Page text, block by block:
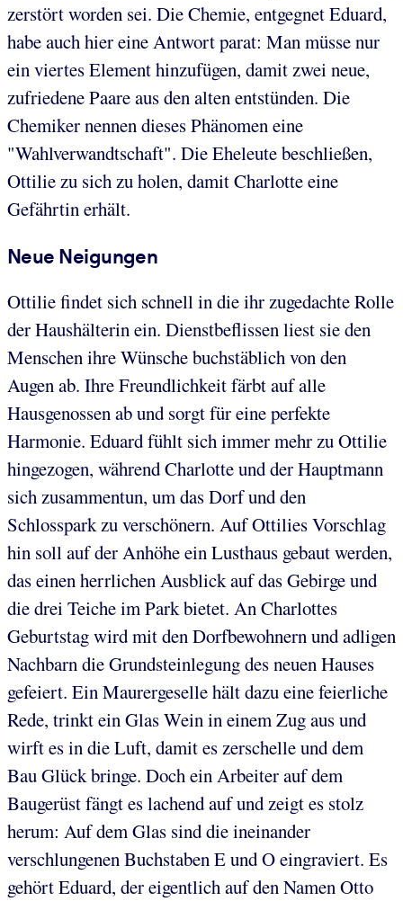
zerstört worden sei. Die Chemie, entgegnet Eduard,
habe auch hier eine Antwort parat: Man müsse nur
ein viertes Element hinzufügen, damit zwei neue,
zufriedene Paare aus den alten entstünden. Die
Chemiker nennen dieses Phänomen eine
"Wahlverwandtschaft". Die Eheleute beschließen,
Ottilie zu sich zu holen, damit Charlotte eine
Gefährtin erhält.
Neue Neigungen
Ottilie findet sich schnell in die ihr zugedachte Rolle
der Haushälterin ein. Dienstbeflissen liest sie den
Menschen ihre Wünsche buchstäblich von den
Augen ab. Ihre Freundlichkeit färbt auf alle
Hausgenossen ab und sorgt für eine perfekte
Harmonie. Eduard fühlt sich immer mehr zu Ottilie
hingezogen, während Charlotte und der Hauptmann
sich zusammentun, um das Dorf und den
Schlosspark zu verschönern. Auf Ottilies Vorschlag
hin soll auf der Anhöhe ein Lusthaus gebaut werden,
das einen herrlichen Ausblick auf das Gebirge und
die drei Teiche im Park bietet. An Charlottes
Geburtstag wird mit den Dorfbewohnern und adligen
Nachbarn die Grundsteinlegung des neuen Hauses
gefeiert. Ein Maurergeselle hält dazu eine feierliche
Rede, trinkt ein Glas Wein in einem Zug aus und
wirft es in die Luft, damit es zerschelle und dem
Bau Glück bringe. Doch ein Arbeiter auf dem
Baugerüst fängt es lachend auf und zeigt es stolz
herum: Auf dem Glas sind die ineinander
verschlungenen Buchstaben E und O eingraviert. Es
gehört Eduard, der eigentlich auf den Namen Otto